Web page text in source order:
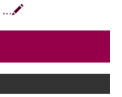
...